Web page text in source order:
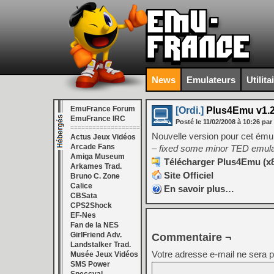
News Emulateurs
EmuFrance Forum
EmuFrance IRC
===================
Actus Jeux Vidéos
Arcade Fans
Amiga Museum
Arkames Trad.
Bruno C. Zone
Calice
CBSata
CPS2Shock
EF-Nes
Fan de la NES
GirlFriend Adv.
Landstalker Trad.
Musée Jeux Vidéos
SMS Power
[Ordi.] Plus4Emu
Posté le 11/02/2008 à 10:26 par
Nouvelle version pour cet
– fixed some minor TED
Télécharger Plus4Emu
Site Officiel
En savoir plus…
Commentaire ¬
Votre adresse e-mail ne sera